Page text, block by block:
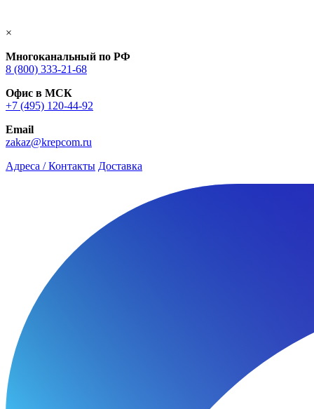
×
Многоканальный по РФ
8 (800) 333‑21-68
Офис в МСК
+7 (495) 120-44-92
Email
zakaz@krepcom.ru
Адреса / Контакты Доставка